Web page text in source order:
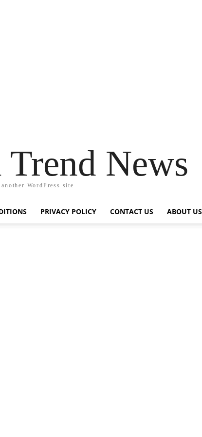
Trend News
WordPress site
PRIVACY POLICY CONTACT US ABOUT US